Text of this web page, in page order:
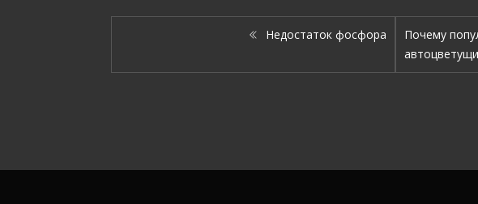
Недостаток фосфора
Почему